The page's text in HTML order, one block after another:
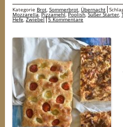
Kategorie Brot, Sommerbrot, Übernacht
Mozzarella,Pizzamehl,Poolish,Süßer Starter,
Hefe,Zwiebel 5 Kommentare